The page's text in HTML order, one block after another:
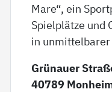
Mare“, ein
Spielplätze und
in unmittelbarer
Grünauer
40789